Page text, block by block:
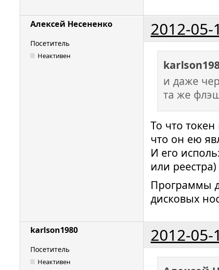
Алексей Несененко 2012-05-
Посетитель
Неактивен
и даже
та же
То что
что он ею
И его
или
Программы
дисковых
karlson1980 2012-05-
Посетитель
Неактивен